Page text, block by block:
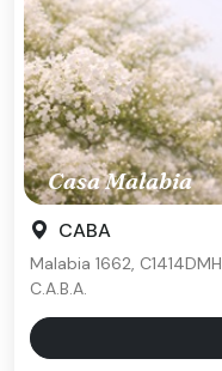
Casa Malabia
CABA
Malabia 1662, C1414DMH
C.A.B.A.